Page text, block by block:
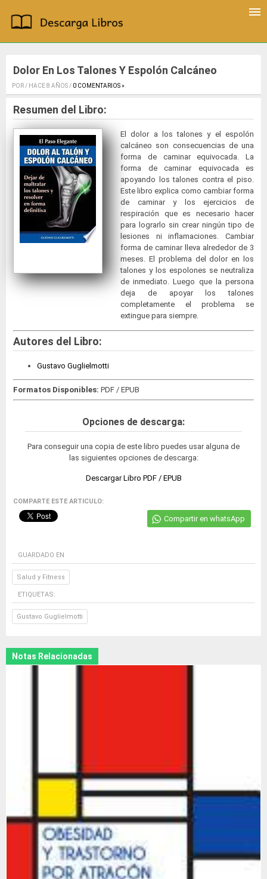
Dolor En Los Talones Y Espolón Calcáneo
POR / HACE 8 AÑOS / 0 COMENTARIOS ».
Resumen del Libro:
El dolor a los talones y el espolón
calcáneo son consecuencias de una
forma de caminar equivocada. La
forma de caminar equivocada es
apoyando los talones contra el piso.
Este libro explica como cambiar forma
de caminar y los ejercicios de
respiración que es necesario hacer
para lograrlo sin crear ningún tipo de
lesiones ni inflamaciones. Cambiar
forma de caminar lleva alrededor de 3
meses. El problema del dolor en los
talones y los espolones se neutraliza
de inmediato. Luego que la persona
deja de apoyar los talones
completamente el problema se
extingue para siempre.
Autores del Libro:
Gustavo Guglielmotti
Formatos Disponibles: PDF / EPUB
Opciones de descarga:
Para conseguir una copia de este libro puedes usar alguna de
las siguientes opciones de descarga:
Descargar Libro PDF / EPUB
COMPARTE ESTE ARTICULO:
Compartir en whatsApp
GUARDADO EN
Salud y Fitness
ETIQUETAS:
Gustavo Guglielmotti
Notas Relacionadas